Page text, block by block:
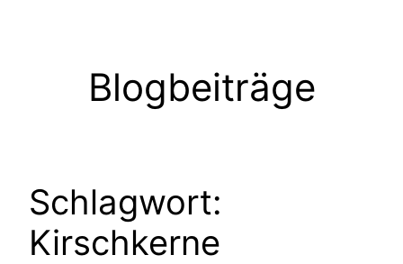
Blogbeiträge
Schlagwort:
Kirschkerne